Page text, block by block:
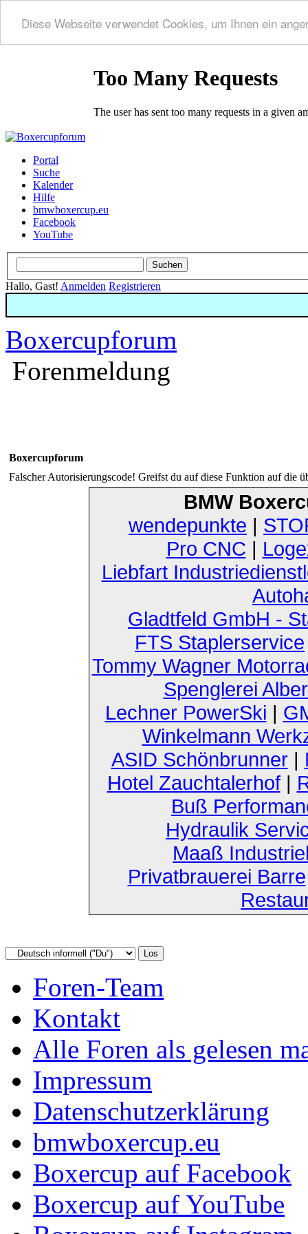
Diese Webseite verwendet Cookies, um Ihnen ein
Portal
Suche
Kalender
Hilfe
bmwboxercup.eu
Facebook
YouTube
Hallo, Gast! Anmelden Registrieren
Boxercupforum
Forenmeldung
Boxercupforum
Falscher Autorisierungscode! Greifst du auf diese Funktion auf die
BMW
wendepunkte |
Pro CNC |
Liebfart
Gladtfeld GmbH -
FTS Staplerservice
Tommy Wagner
Spenglerei
Lechner PowerSki |
Winkelmann
ASID Schönbrunner|
Hotel Zauchtalerhof|
Buß
Hydraulik
Maaß
Privatbrauerei Barre
Foren-Team
Kontakt
Alle Foren als gelesen
Impressum
Datenschutzerklärung
bmwboxercup.eu
Boxercup auf Facebook
Boxercup auf YouTube